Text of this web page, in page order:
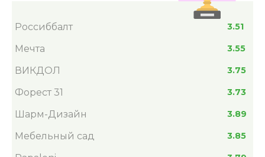
Россиббалт 3.51
Мечта 3.55
ВИКДОЛ 3.75
Форест 31 3.73
Шарм-Дизайн 3.89
Мебельный сад 3.85